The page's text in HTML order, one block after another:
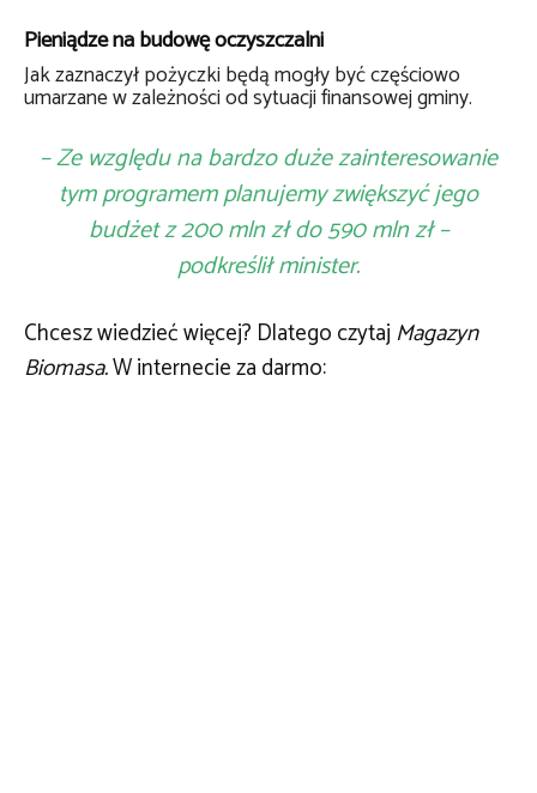
Pieniądze na budowę oczyszczalni
Jak zaznaczył pożyczki będą mogły być częściowo
umarzane w zależności od sytuacji finansowej gminy.
– Ze względu na bardzo duże zainteresowanie
tym programem planujemy zwiększyć jego
budżet z 200 mln zł do 590 mln zł –
podkreślił minister.
Chcesz wiedzieć więcej? Dlatego czytajMagazyn
Biomasa.W internecie za darmo: